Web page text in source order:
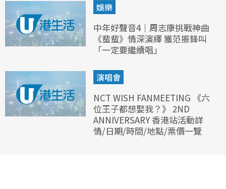
娛樂
中年好聲音4｜周志康挑戰神曲
《蜚蜚》情深演繹 獲范振鋒叫
「一定要繼續唱」
演唱會
NCT WISH FANMEETING 《六
位王子都想娶我？》 2ND
ANNIVERSARY 香港站活動詳
情/日期/時間/地點/票價一覽